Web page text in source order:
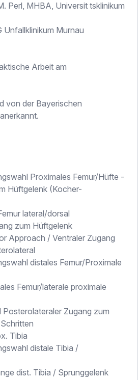
Perl, MHBA, Universit tsklinikum
Unfallklinikum Murnau
Arbeit am
von der Bayerischen
Proximales Femur/Hüfte -
Hüftgelenk (Kocher-
lateral/dorsal
zum Hüftgelenk
Approach / Ventraler Zugang
distales Femur/Proximale
Femur/laterale proximale
Zugang zum
Tibia
distale Tibia /
dist. Tibia / Sprunggelenk